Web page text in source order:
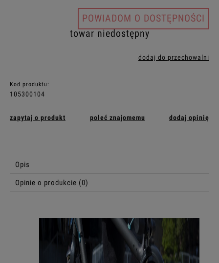
POWIADOM O DOSTĘPNOŚCI
towar niedostępny
dodaj do przechowalni
Kod produktu:
105300104
zapytaj o produkt poleć znajomemu dodaj opinię
Opis
Opinie o produkcie (0)